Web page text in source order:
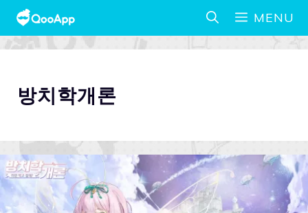
MENU
방치학개론